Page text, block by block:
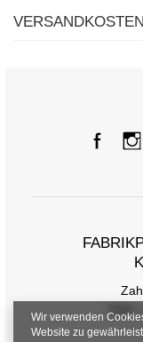
VERSANDKOSTEN
FAQ
Wir verwenden
Website zu